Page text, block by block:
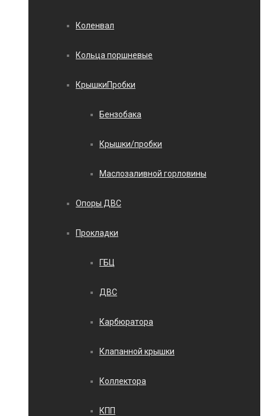
Коленвал
Кольца поршневые
КрышкиПробки
Бензобака
Крышки/пробки
Маслозаливной горловины
Опоры ДВС
Прокладки
ГБЦ
ДВС
Карбюратора
Клапанной крышки
Коллектора
КПП